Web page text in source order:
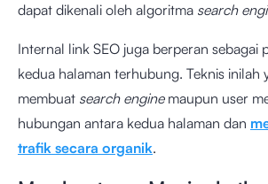
dapat dikenali oleh algoritma search
Internal link SEO juga berperan sebagai
kedua halaman terhubung. Teknis inilah
membuat search enginemaupun user
hubungan antara kedua halaman dan
trafik secara organik.